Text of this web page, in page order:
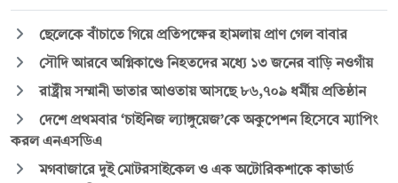
ছেলেকে বাঁচাতে গিয়ে প্রতিপক্ষের হামলায় প্রাণ গেল বাবার
সৌদি আরবে অগ্নিকাণ্ডে নিহতদের মধ্যে ১৩ জনের বাড়ি নওগাঁয়
রাষ্ট্রীয় সম্মানী ভাতার আওতায় আসছে ৮৬,৭০৯ ধর্মীয় প্রতিষ্ঠান
দেশে প্রথমবার ‘চাইনিজ ল্যাঙ্গুয়েজ’কে অকুপেশন হিসেবে ম্যাপিং
করল এনএসডিএ
মগবাজারে দুই মোটরসাইকেল ও এক অটোরিকশাকে কাভার্ড